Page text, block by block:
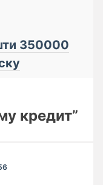
350000
кредит”